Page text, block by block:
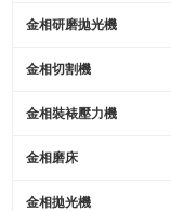
金相研磨拋光機
金相切割機
金相裝裱壓力機
金相磨床
金相拋光機